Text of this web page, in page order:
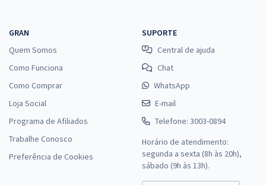
GRAN
Quem Somos
Como Funciona
Como Comprar
Loja Social
Programa de Afiliados
Trabalhe Conosco
Preferência de Cookies
SUPORTE
Central de ajuda
Chat
WhatsApp
E-mail
Telefone: 3003-0894
Horário de atendimento:
segunda a sexta (8h às 20h),
sábado (9h às 13h).